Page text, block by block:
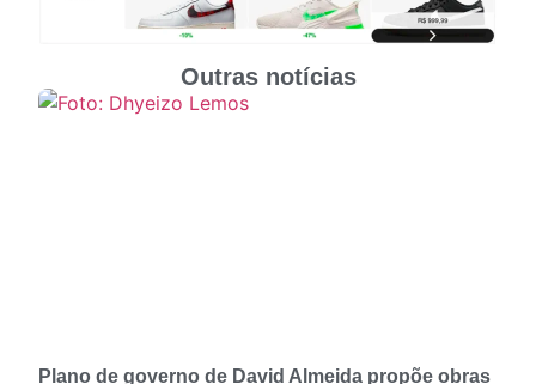
Outras notícias
Plano de governo de David Almeida propõe obras